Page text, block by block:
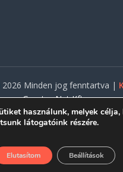
2026 Minden jog fenntartva |
Gasztro Net Kft.
használunk, melyek célja,
látogatóink részére.
Elutasítom Beállítások